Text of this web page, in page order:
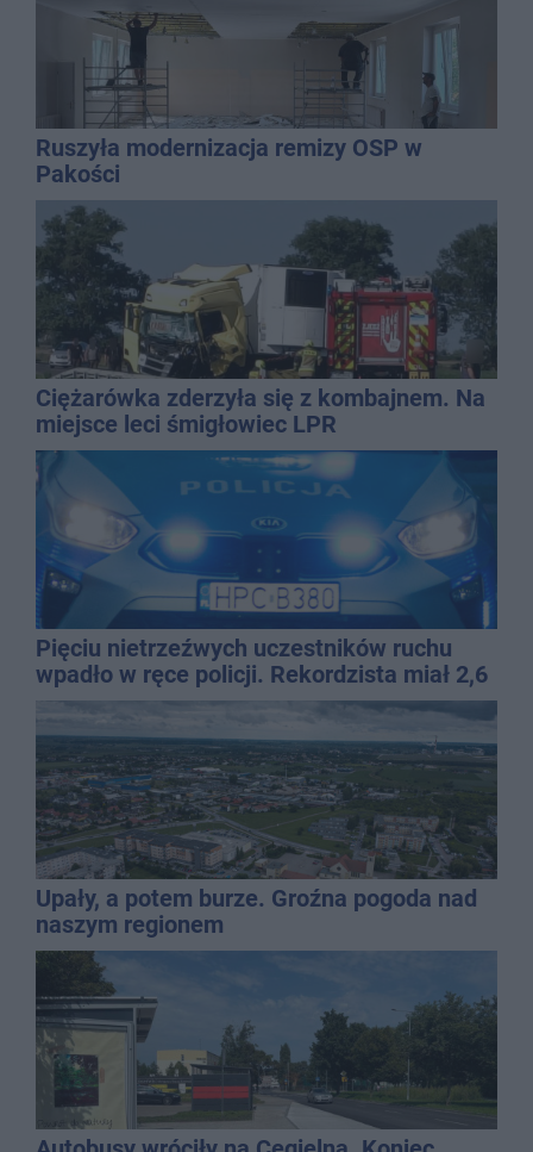
Ruszyła modernizacja remizy OSP w
Pakości
Ciężarówka zderzyła się z kombajnem. Na
miejsce leci śmigłowiec LPR
Pięciu nietrzeźwych uczestników ruchu
wpadło w ręce policji. Rekordzista miał 2,6
promila
Upały, a potem burze. Groźna pogoda nad
naszym regionem